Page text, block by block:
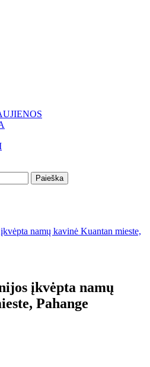
namų kavinė Kuantan mieste,
įkvėpta namų
Pahange